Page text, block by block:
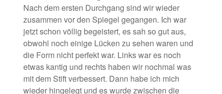
Nach dem ersten Durchgang sind wir wieder
zusammen vor den Spiegel gegangen. Ich war
jetzt schon völlig begeistert, es sah so gut aus,
obwohl noch einige Lücken zu sehen waren und
die Form nicht perfekt war. Links war es noch
etwas kantig und rechts haben wir nochmal was
mit dem Stift verbessert. Dann habe ich mich
wieder hingelegt und es wurde zwischen die